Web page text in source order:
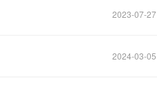
2023-07-27
2024-03-05